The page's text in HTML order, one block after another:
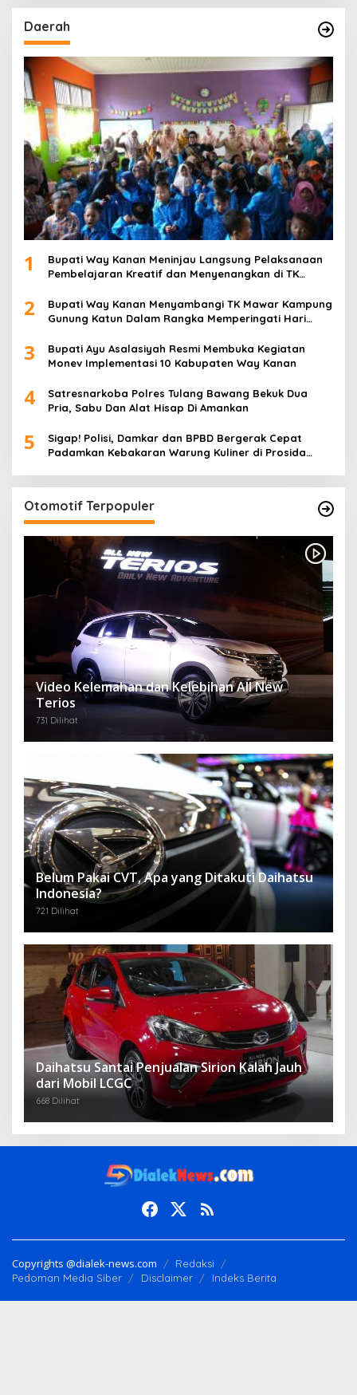
Daerah
1
Bupati Way Kanan Meninjau Langsung Pelaksanaan
Pembelajaran Kreatif dan Menyenangkan di TK
2
Bupati Way Kanan Menyambangi TK Mawar Kampung
Gunung Katun Dalam Rangka Memperingati Hari
3
Bupati Ayu Asalasiyah Resmi Membuka Kegiatan
Monev Implementasi 10 Kabupaten Way Kanan
4
Satresnarkoba Polres Tulang Bawang Bekuk Dua
Pria, Sabu Dan Alat Hisap Di Amankan
5
Sigap! Polisi, Damkar dan BPBD Bergerak Cepat
Padamkan Kebakaran Warung Kuliner di Prosida
Otomotif Terpopuler
Video Kelemahan dan Kelebihan All New
Terios
731 Dilihat
Belum Pakai CVT, Apa yang Ditakuti Daihatsu
Indonesia?
721 Dilihat
Daihatsu Santai Penjualan Sirion Kalah Jauh
dari Mobil LCGC
668 Dilihat
Copyrights @dialek-news.com
Redaksi
Pedoman Media Siber
Disclaimer Indeks Berita